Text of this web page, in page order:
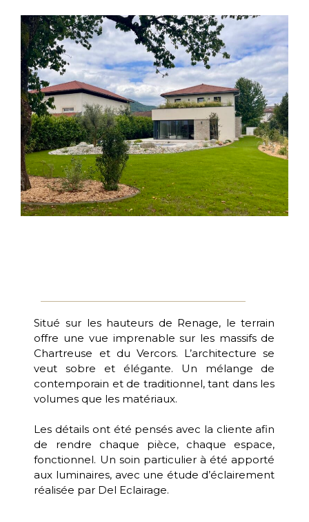
Situé sur les hauteurs de Renage, le terrain
offre une vue imprenable sur les massifs de
Chartreuse et du Vercors. L’architecture se
veut sobre et élégante. Un mélange de
contemporain et de traditionnel, tant dans les
volumes que les matériaux.
Les détails ont été pensés avec la cliente afin
de rendre chaque pièce, chaque espace,
fonctionnel. Un soin particulier à été apporté
aux luminaires, avec une étude d’éclairement
réalisée par Del Eclairage.